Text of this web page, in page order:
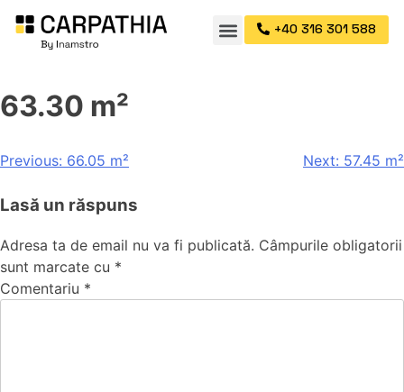
+40 316 301 588
63.30 m²
Previous: 66.05 m² Next: 57.45 m²
Lasă un răspuns
Adresa ta de email nu va fi publicată. Câmpurile obligatorii
sunt marcate cu *
Comentariu *